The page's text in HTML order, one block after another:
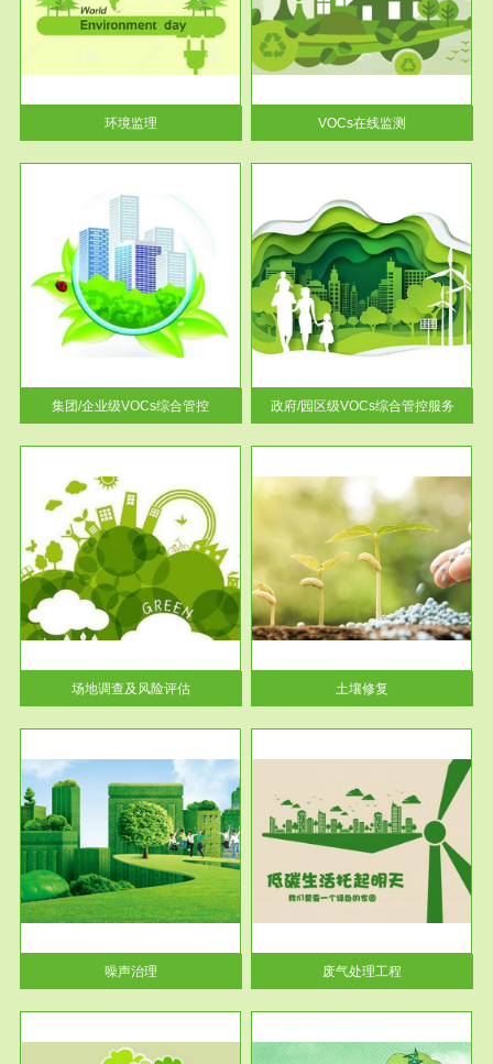
环境监理
VOCs在线监测
根据《重点区域大气污染防
治“十二五”规划》有机废气净化
率达...
VOCs在线监测
集团/企业级VOCs综合管控
服务范围
政府/园区级VOCs综合管控服务
根据《石化行业挥发性有机物综
合整治方案》文件要求，到2017
年，全...
政府/园区级VOCs综合管控服务
场地调查及风险评估
服务范围
土壤修复
土壤修复
噪声治理
服务范围
废气处理工程
废气处理工程